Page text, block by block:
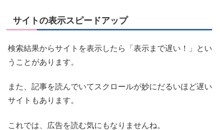
サイトの表示スピードアップ
検索結果からサイトを表示したら「表示まで遅い！」とい
うことがあります。
また、記事を読んでいてスクロールが妙にだるいほど遅い
サイトもあります。
これでは、広告を読む気にもなりませんね。